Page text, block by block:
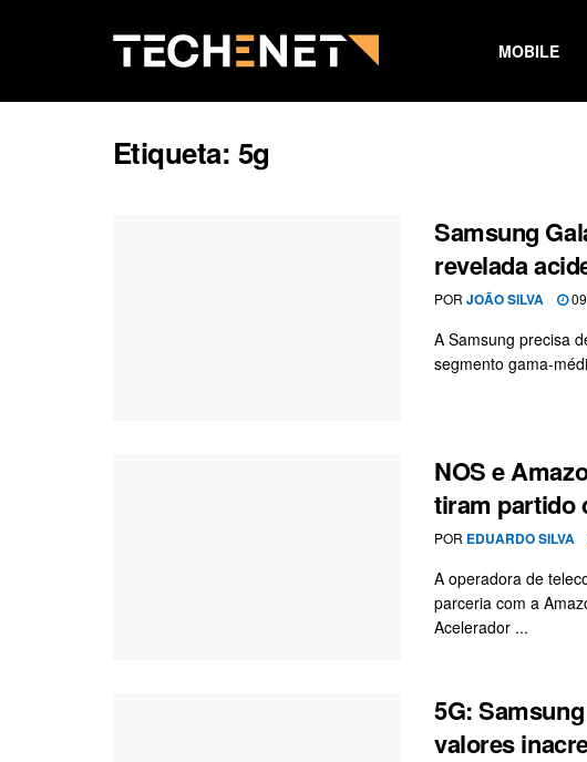
MOBILE
Etiqueta: 5g
Samsung
revelada
POR JOÃO SILVA
A Samsung precisa
segmento gama-
NOS e
tiram partido
POR EDUARDO SILVA
A operadora de
parceria com a
Acelerador ...
5G:
valores